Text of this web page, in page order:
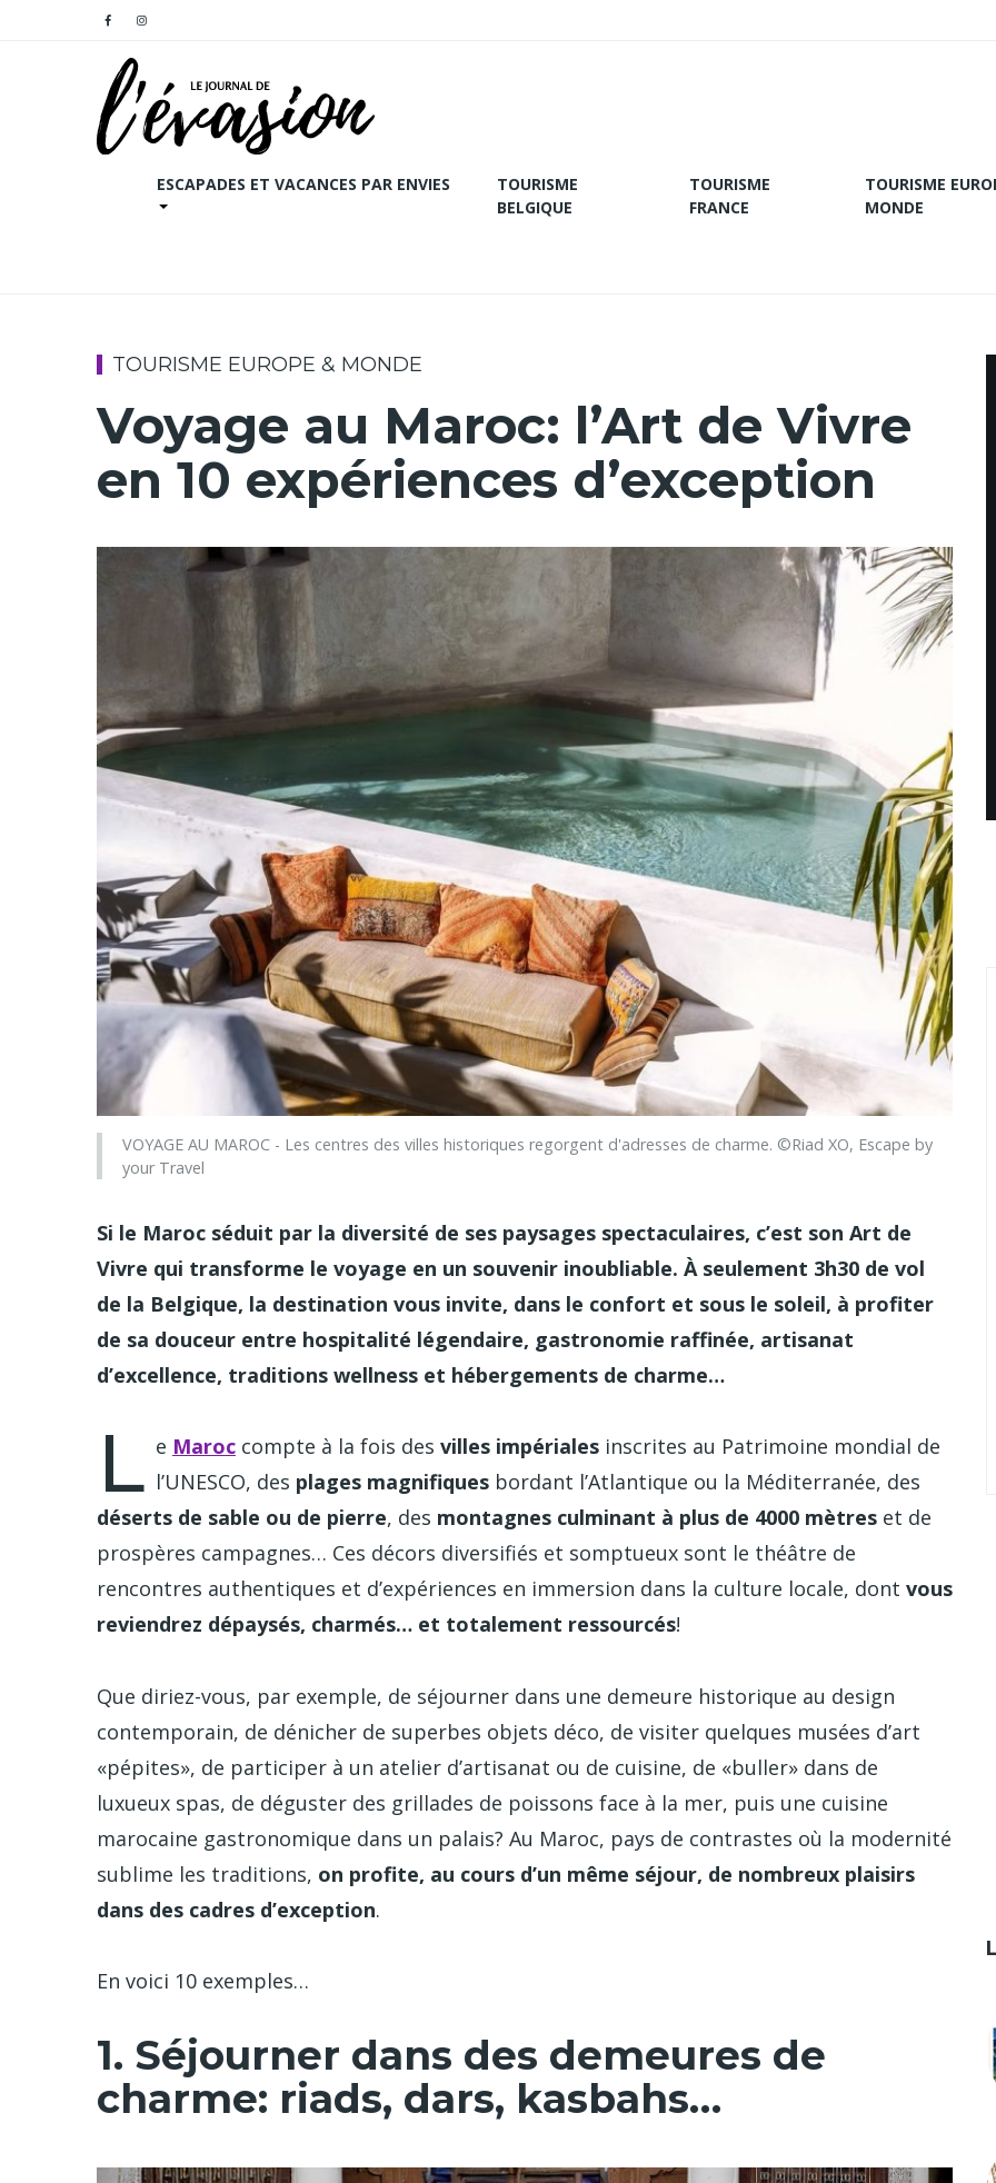
ESCAPADES ET VACANCES PAR ENVIES
TOURISME
BELGIQUE
TOURISME
FRANCE
TOURISME
MONDE
TOURISME EUROPE & MONDE
Voyage au Maroc: l’Art de Vivre
en 10 expériences d’exception
VOYAGE AU MAROC - Les centres des villes historiques regorgent d'adresses de charme. ©Riad XO, Escape by
your Travel
Si le Maroc séduit par la diversité de ses paysages spectaculaires, c’est son Art de
Vivre qui transforme le voyage en un souvenir inoubliable. À seulement 3h30 de vol
de la Belgique, la destination vous invite, dans le confort et sous le soleil, à profiter
de sa douceur entre hospitalité légendaire, gastronomie raffinée, artisanat
d’excellence, traditions wellness et hébergements de charme…
L e Maroc compte à la fois des villes impériales inscrites au Patrimoine mondial de
l’UNESCO, des plages magnifiques bordant l’Atlantique ou la Méditerranée, des
déserts de sable ou de pierre, des montagnes culminant à plus de 4000 mètres et de
prospères campagnes… Ces décors diversifiés et somptueux sont le théâtre de
rencontres authentiques et d’expériences en immersion dans la culture locale, dont vous
reviendrez dépaysés, charmés… et totalement ressourcés!
Que diriez-vous, par exemple, de séjourner dans une demeure historique au design
contemporain, de dénicher de superbes objets déco, de visiter quelques musées d’art
«pépites», de participer à un atelier d’artisanat ou de cuisine, de «buller» dans de
luxueux spas, de déguster des grillades de poissons face à la mer, puis une cuisine
marocaine gastronomique dans un palais? Au Maroc, pays de contrastes où la modernité
sublime les traditions, on profite, au cours d’un même séjour, de nombreux plaisirs
dans des cadres d’exception.
En voici 10 exemples…
1. Séjourner dans des demeures de
charme: riads, dars, kasbahs…